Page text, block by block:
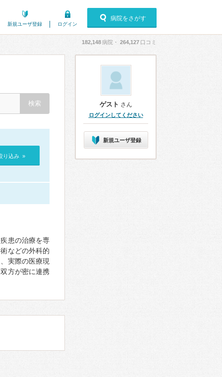
新規ユーザ登録 ログイン
病院をさがす
182,148病院・ 264,127 口コミ
り込み »
患の治療を専
などの外科的
実際の医療現
方が密に連携
ゲスト さん
ログインしてください
新規ユーザ登録